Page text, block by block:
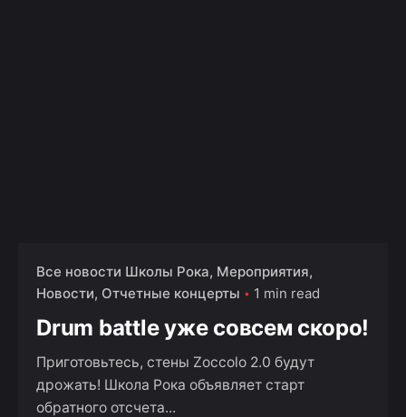
Все новости Школы Рока Мероприятия
Новости Отчетные концерты 1 min read
Drum battle уже совсем скоро!
Приготовьтесь, стены Zoccolo 2.0 будут
дрожать! Школа Рока объявляет старт
обратного отсчета...